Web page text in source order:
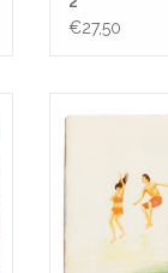
€27,50
TOEVOEGEN